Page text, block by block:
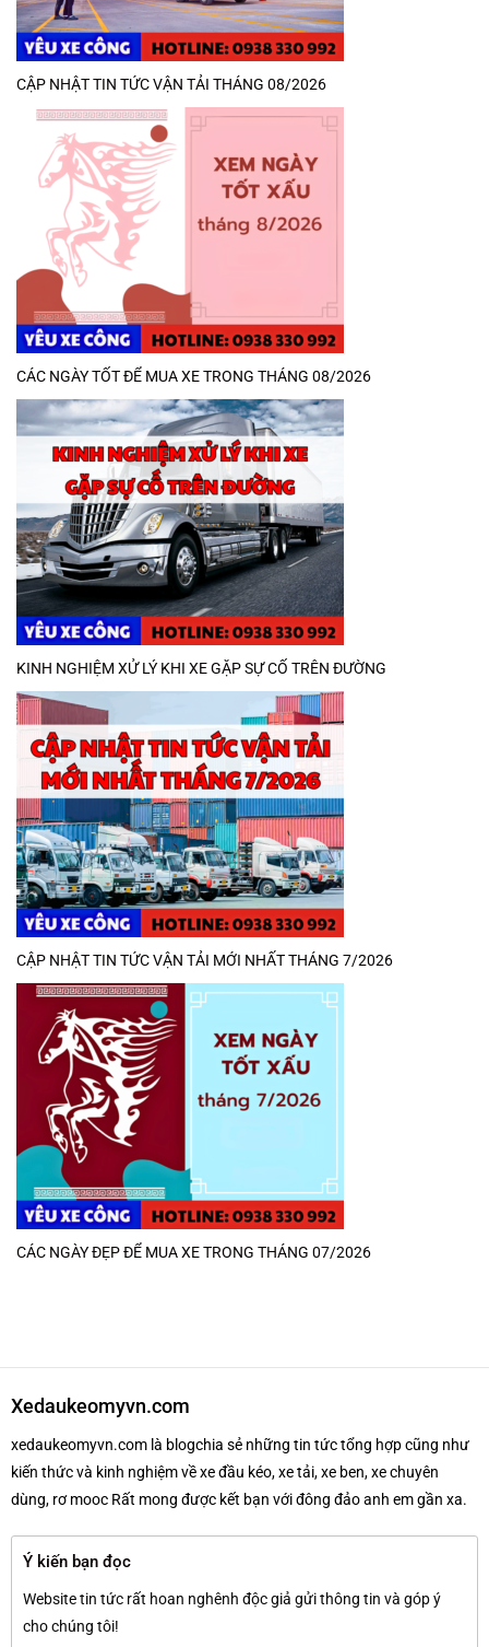
CẬP NHẬT TIN TỨC VẬN TẢI THÁNG 08/2026
CÁC NGÀY TỐT ĐỂ MUA XE TRONG THÁNG 08/2026
KINH NGHIỆM XỬ LÝ KHI XE GẶP SỰ CỐ TRÊN ĐƯỜNG
CẬP NHẬT TIN TỨC VẬN TẢI MỚI NHẤT THÁNG 7/2026
CÁC NGÀY ĐẸP ĐỂ MUA XE TRONG THÁNG 07/2026
Xedaukeomyvn.com
xedaukeomyvn.com là blogchia sẻ những tin tức tổng hợp cũng như
kiến thức và kinh nghiệm về xe đầu kéo, xe tải, xe ben, xe chuyên
dùng, rơ mooc Rất mong được kết bạn với đông đảo anh em gần xa.
Ý kiến bạn đọc
Website tin tức rất hoan nghênh độc giả gửi thông tin và góp ý
cho chúng tôi!